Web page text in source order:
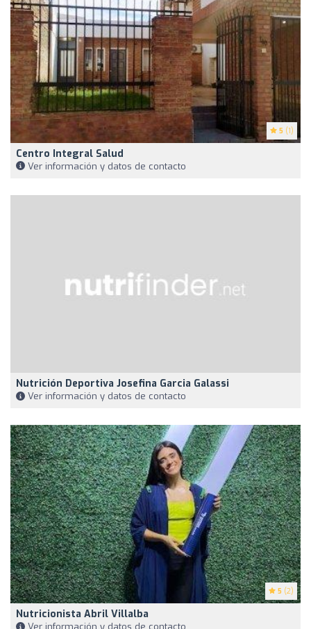
5 (1)
Centro Integral Salud
Ver información y datos de contacto
Nutrición Deportiva Josefina Garcia Galassi
Ver información y datos de contacto
5 (2)
Nutricionista Abril Villalba